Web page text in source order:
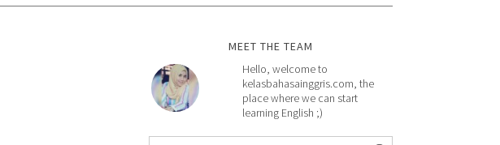
MEET THE TEAM
Hello, welcome to
kelasbahasainggris.com, the
place where we can start
learning English ;)